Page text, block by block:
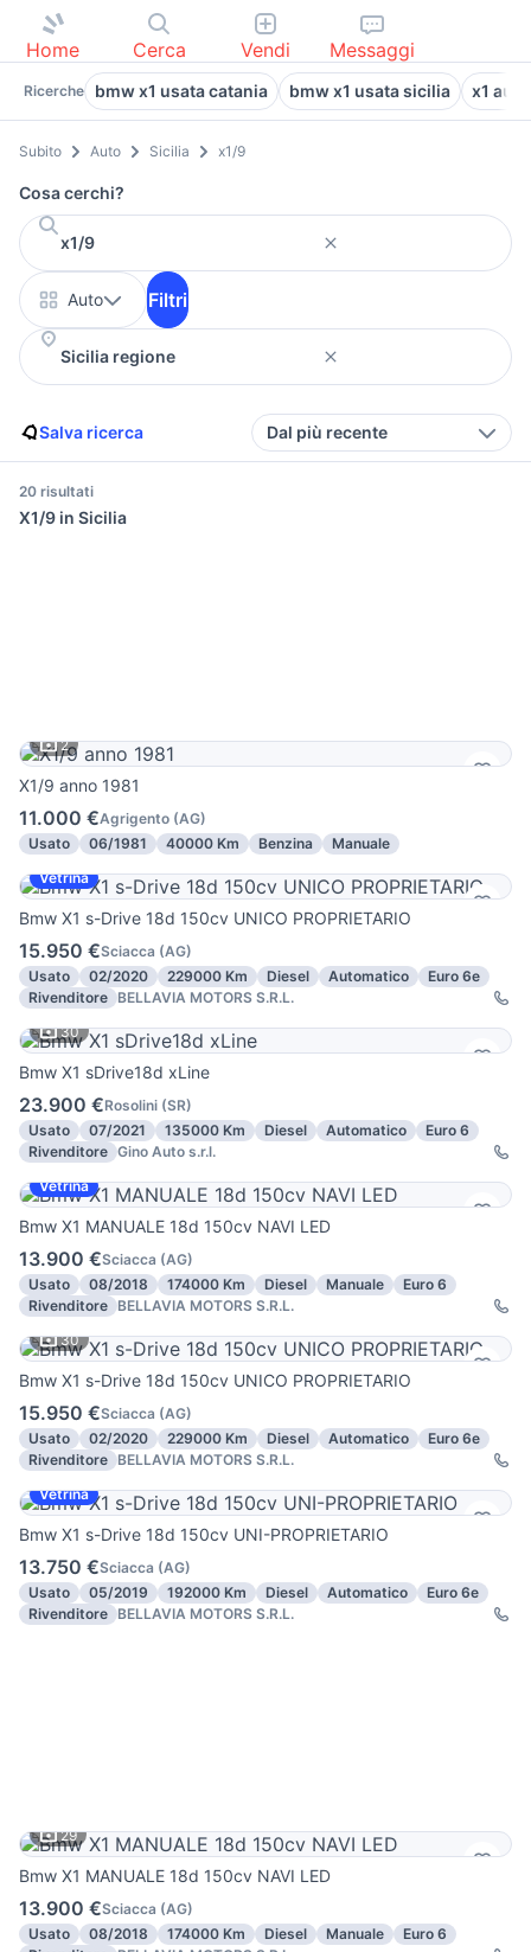
Home Cerca Vendi Messaggi
Ricerche bmw x1 usata catania bmw x1 usata sicilia x1
Subito Auto Sicilia x1/9
Cosa cerchi?
Auto Filtri
Salva ricerca Dal più recente
20 risultati
X1/9 in Sicilia
2
X1/9 anno 1981
11.000 €Agrigento (AG)
Usato
06/1981 40000 Km Benzina
Manuale
Vetrina
Bmw X1 s-Drive 18d 150cv UNICO PROPRIETARIO
15.950 €Sciacca (AG)
Usato
02/2020 229000 Km Diesel Automatico
Euro 6e
Rivenditore BELLAVIA MOTORS S.R.L.
30
Bmw X1 sDrive18d xLine
23.900 €Rosolini (SR)
Usato
07/2021 135000 Km Diesel Automatico
Euro 6
Rivenditore Gino Auto s.r.l.
Vetrina
Bmw X1 MANUALE 18d 150cv NAVI LED
13.900 €Sciacca (AG)
Usato
08/2018 174000 Km Diesel Manuale
Euro 6
Rivenditore BELLAVIA MOTORS S.R.L.
30
Bmw X1 s-Drive 18d 150cv UNICO PROPRIETARIO
15.950 €Sciacca (AG)
Usato
02/2020 229000 Km Diesel Automatico
Euro 6e
Rivenditore BELLAVIA MOTORS S.R.L.
Vetrina
Bmw X1 s-Drive 18d 150cv UNI-PROPRIETARIO
13.750 €Sciacca (AG)
Usato
05/2019 192000 Km Diesel Automatico
Euro 6e
Rivenditore BELLAVIA MOTORS S.R.L.
29
Bmw X1 MANUALE 18d 150cv NAVI LED
13.900 €Sciacca (AG)
Usato
08/2018 174000 Km Diesel Manuale
Euro 6